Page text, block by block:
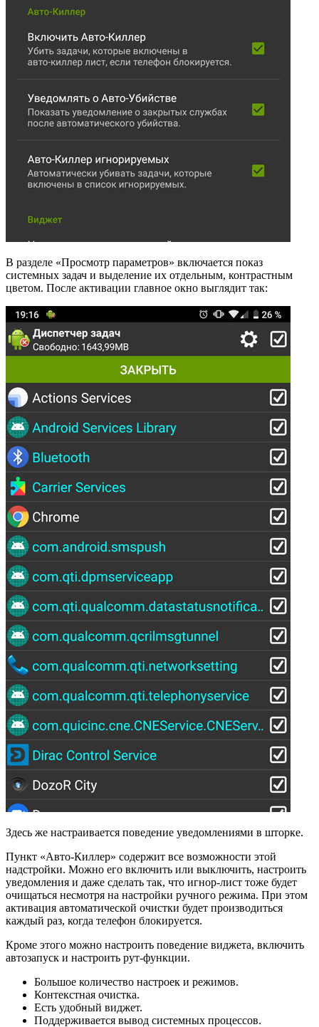
В разделе «Просмотр параметров» включается показ
системных задач и выделение их отдельным, контрастным
цветом. После активации главное окно выглядит так:
Здесь же настраивается поведение уведомлениями в шторке.
Пункт «Авто-Киллер» содержит все возможности этой
надстройки. Можно его включить или выключить, настроить
уведомления и даже сделать так, что игнор-лист тоже будет
очищаться несмотря на настройки ручного режима. При этом
активация автоматической очистки будет производиться
каждый раз, когда телефон блокируется.
Кроме этого можно настроить поведение виджета, включить
автозапуск и настроить рут-функции.
Большое количество настроек и режимов.
Контекстная очистка.
Есть удобный виджет.
Поддерживается вывод системных процессов.